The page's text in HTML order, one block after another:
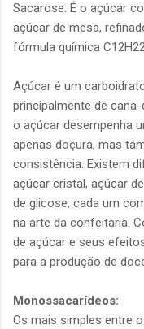
Sacarose: É o açúcar
açúcar de mesa,
fórmula química
Açúcar é um
principalmente de
o açúcar desempenha
apenas doçura, mas
consistência. Existem
açúcar cristal, açúcar
de glicose, cada um
na arte da confeitaria.
de açúcar e seus
para a produção de
Monossacarídeos:
Os mais simples entre